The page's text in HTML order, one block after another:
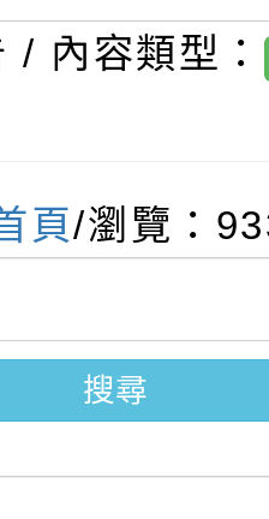
桃」、「愛
學同樂會」
機關(學校)
活動海報，
新生訓練注
新生補報到
學期第7次代
)
(第2招)】
學期第9次代
)
公務人員協
府B2大禮堂
會暨第7屆會
全民運動署
動俱樂部營
，請踴躍報
內容類型：
頁/瀏覽：
搜尋